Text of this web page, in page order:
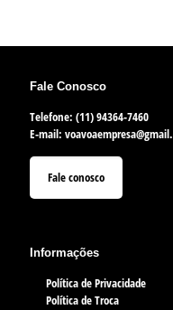
Fale Conosco
Telefone: (11) 94364-7460
E-mail:
Fale conosco
Informações
Política de Privacidade
Política de Troca